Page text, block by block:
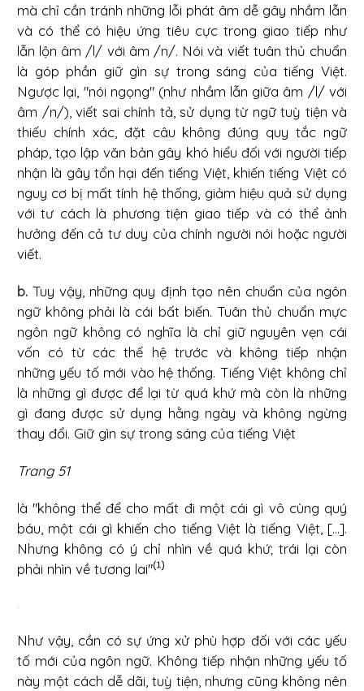
mà chỉ cần tránh những lỗi phát âm dễ gây nhầm lẫn
và có thể có hiệu ứng tiêu cực trong giao tiếp như
lẫn lộn âm /l/ với âm /n/. Nói và viết tuân thủ chuẩn
là góp phần giữ gìn sự trong sáng của tiếng Việt.
Ngược lại, "nói ngọng" (như nhầm lẫn giữa âm /l/ với
âm /n/), viết sai chính tả, sử dụng từ ngữ tuỳ tiện và
thiếu chính xác, đặt câu không đúng quy tắc ngữ
pháp, tạo lập văn bản gây khó hiểu đối với người tiếp
nhận là gây tổn hại đến tiếng Việt, khiến tiếng Việt có
nguy cơ bị mất tính hệ thống, giảm hiệu quả sử dụng
với tư cách là phương tiện giao tiếp và có thể ảnh
hưởng đến cả tư duy của chính người nói hoặc người
viết.
b.Tuy vậy, những quy định tạo nên chuẩn của ngôn
ngữ không phải là cái bất biến. Tuân thủ chuẩn mực
ngôn ngữ không có nghĩa là chỉ giữ nguyên vẹn cái
vốn có từ các thế hệ trước và không tiếp nhận
những yếu tố mới vào hệ thống. Tiếng Việt không chỉ
là những gì được để lại từ quá khứ mà còn là những
gì đang được sử dụng hằng ngày và không ngừng
thay đổi. Giữ gìn sự trong sáng của tiếng Việt
Trang 51
là "không thể để cho mất đi một cái gì vô cùng quý
báu, một cái gì khiến cho tiếng Việt là tiếng Việt, [...].
Nhưng không có ý chỉ nhìn về quá khứ; trái lại còn
phải nhìn về tương lai"
.
Như vậy, cần có sự ứng xử phù hợp đối với các yếu
tố mới của ngôn ngữ. Không tiếp nhận những yếu tố
này một cách dễ dãi, tuỳ tiện, nhưng cũng không nên